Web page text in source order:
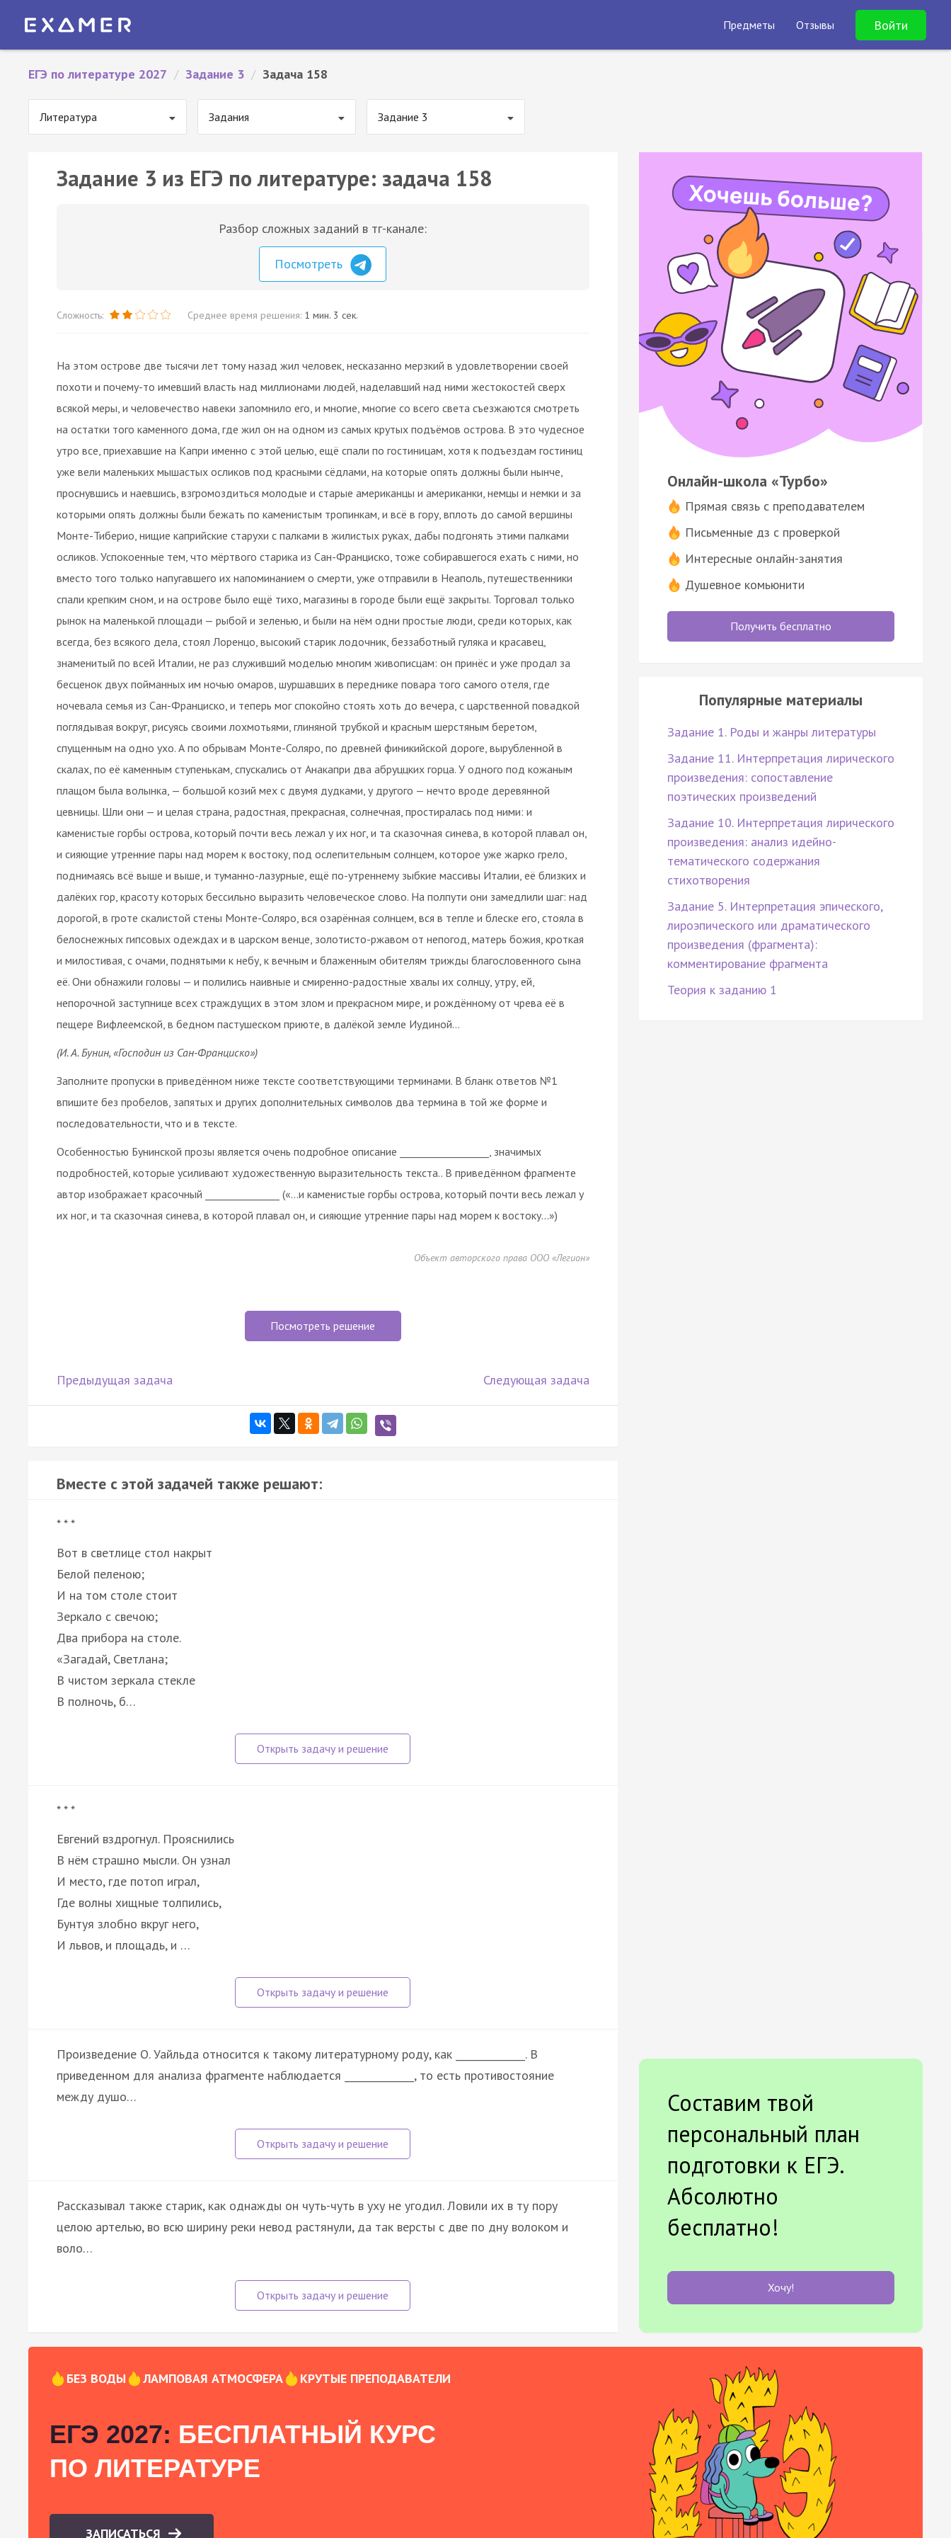
Предметы Отзывы Войти
ЕГЭ по литературе 2027 / Задание 3 / Задача 158
Литература Задания Задание 3
Задание 3 из ЕГЭ по литературе: задача 158
Разбор сложных заданий в тг-канале:
Посмотреть
Сложность: Среднее время решения: 1 мин. 3 сек.
На этом острове две тысячи лет тому назад жил человек, несказанно мерзкий в удовлетворении своей
похоти и почему-то имевший власть над миллионами людей, наделавший над ними жестокостей сверх
всякой меры, и человечество навеки запомнило его, и многие, многие со всего света съезжаются смотреть
на остатки того каменного дома, где жил он на одном из самых крутых подъёмов острова. В это чудесное
утро все, приехавшие на Капри именно с этой целью, ещё спали по гостиницам, хотя к подъездам гостиниц
уже вели маленьких мышастых осликов под красными сёдлами, на которые опять должны были нынче,
проснувшись и наевшись, взгромоздиться молодые и старые американцы и американки, немцы и немки и за
которыми опять должны были бежать по каменистым тропинкам, и всё в гору, вплоть до самой вершины
Монте-Тиберио, нищие каприйские старухи с палками в жилистых руках, дабы подгонять этими палками
осликов. Успокоенные тем, что мёртвого старика из Сан-Франциско, тоже собиравшегося ехать с ними, но
вместо того только напугавшего их напоминанием о смерти, уже отправили в Неаполь, путешественники
спали крепким сном, и на острове было ещё тихо, магазины в городе были ещё закрыты. Торговал только
рынок на маленькой площади — рыбой и зеленью, и были на нём одни простые люди, среди которых, как
всегда, без всякого дела, стоял Лоренцо, высокий старик лодочник, беззаботный гуляка и красавец,
знаменитый по всей Италии, не раз служивший моделью многим живописцам: он принёс и уже продал за
бесценок двух пойманных им ночью омаров, шуршавших в переднике повара того самого отеля, где
ночевала семья из Сан-Франциско, и теперь мог спокойно стоять хоть до вечера, с царственной повадкой
поглядывая вокруг, рисуясь своими лохмотьями, глиняной трубкой и красным шерстяным беретом,
спущенным на одно ухо. А по обрывам Монте-Соляро, по древней финикийской дороге, вырубленной в
скалах, по её каменным ступенькам, спускались от Анакапри два абруццких горца. У одного под кожаным
плащом была волынка, — большой козий мех с двумя дудками, у другого — нечто вроде деревянной
цевницы. Шли они — и целая страна, радостная, прекрасная, солнечная, простиралась под ними: и
каменистые горбы острова, который почти весь лежал у их ног, и та сказочная синева, в которой плавал он,
и сияющие утренние пары над морем к востоку, под ослепительным солнцем, которое уже жарко грело,
поднимаясь всё выше и выше, и туманно-лазурные, ещё по-утреннему зыбкие массивы Италии, её близких и
далёких гор, красоту которых бессильно выразить человеческое слово. На полпути они замедлили шаг: над
дорогой, в гроте скалистой стены Монте-Соляро, вся озарённая солнцем, вся в тепле и блеске его, стояла в
белоснежных гипсовых одеждах и в царском венце, золотисто-ржавом от непогод, матерь божия, кроткая
и милостивая, с очами, поднятыми к небу, к вечным и блаженным обителям трижды благословенного сына
её. Они обнажили головы — и полились наивные и смиренно-радостные хвалы их солнцу, утру, ей,
непорочной заступнице всех страждущих в этом злом и прекрасном мире, и рождённому от чрева её в
пещере Вифлеемской, в бедном пастушеском приюте, в далёкой земле Иудиной…
(И. А. Бунин, «Господин из Сан-Франциско»)
Заполните пропуски в приведённом ниже тексте соответствующими терминами. В бланк ответов №1
впишите без пробелов, запятых и других дополнительных символов два термина в той же форме и
последовательности, что и в тексте.
Особенностью Бунинской прозы является очень подробное описание __________________, значимых
подробностей, которые усиливают художественную выразительность текста.. В приведённом фрагменте
автор изображает красочный _______________ («…и каменистые горбы острова, который почти весь лежал у
их ног, и та сказочная синева, в которой плавал он, и сияющие утренние пары над морем к востоку...»)
Объект авторского права ООО «Легион»
Посмотреть решение
Предыдущая задача Следующая задача
Вместе с этой задачей также решают:
* * *
Вот в светлице стол накрыт
Белой пеленою;
И на том столе стоит
Зеркало с свечою;
Два прибора на столе.
«Загадай, Светлана;
В чистом зеркала стекле
В полночь, б…
* * *
Евгений вздрогнул. Прояснились
В нём страшно мысли. Он узнал
И место, где потоп играл,
Где волны хищные толпились,
Бунтуя злобно вкруг него,
И львов, и площадь, и …
Произведение О. Уайльда относится к такому литературному роду, как ______________. В
приведенном для анализа фрагменте наблюдается ______________, то есть противостояние
между душо…
Рассказывал также старик, как однажды он чуть-чуть в уху не угодил. Ловили их в ту пору
целою артелью, во всю ширину реки невод растянули, да так версты с две по дну волоком и
воло…
Онлайн-школа «Турбо»
Прямая связь с преподавателем
Письменные дз с проверкой
Интересные онлайн-занятия
Душевное комьюнити
Получить бесплатно
Популярные материалы
Задание 1. Роды и жанры литературы
Задание 11. Интерпретация лирического
произведения: сопоставление
поэтических произведений
Задание 10. Интерпретация лирического
произведения: анализ идейно-
тематического содержания
стихотворения
Задание 5. Интерпретация эпического,
лироэпического или драматического
произведения (фрагмента):
комментирование фрагмента
Теория к заданию 1
Составим твой
персональный план
подготовки к ЕГЭ.
Абсолютно
бесплатно!
Хочу!
БЕЗ ВОДЫ ЛАМПОВАЯ АТМОСФЕРА КРУТЫЕ ПРЕПОДАВАТЕЛИ
ЕГЭ 2027: БЕСПЛАТНЫЙ КУРС
ПО ЛИТЕРАТУРЕ
ЗАПИСАТЬСЯ